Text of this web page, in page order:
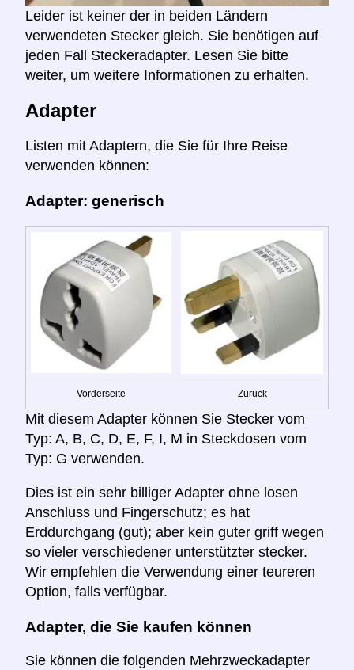
Leider ist keiner der in beiden Ländern
verwendeten Stecker gleich. Sie benötigen auf
jeden Fall Steckeradapter. Lesen Sie bitte
weiter, um weitere Informationen zu erhalten.
Adapter
Listen mit Adaptern, die Sie für Ihre Reise
verwenden können:
Adapter: generisch
Vorderseite Zurück
Mit diesem Adapter können Sie Stecker vom
Typ: A, B, C, D, E, F, I, M in Steckdosen vom
Typ: G verwenden.
Dies ist ein sehr billiger Adapter ohne losen
Anschluss und Fingerschutz; es hat
Erddurchgang (gut); aber kein guter griff wegen
so vieler verschiedener unterstützter stecker.
Wir empfehlen die Verwendung einer teureren
Option, falls verfügbar.
Adapter, die Sie kaufen können
Sie können die folgenden Mehrzweckadapter